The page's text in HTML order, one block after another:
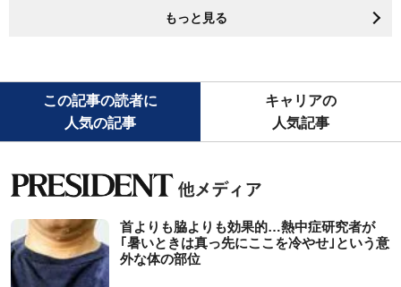
もっと見る
この記事の読者に
人気の記事
キャリアの
人気記事
首よりも脇よりも効果的…熱中症研究者が
｢暑いときは真っ先にここを冷やせ｣という意
外な体の部位